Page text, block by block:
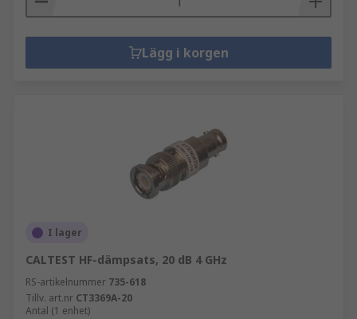
Lägg i korgen
I lager
CALTEST HF-dämpsats, 20 dB 4 GHz
RS-artikelnummer 735-618
Tillv. art.nr CT3369A-20
Antal (1 enhet)